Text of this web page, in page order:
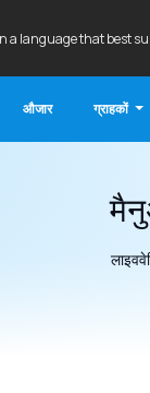
a language that best
औजार ग्राहकों